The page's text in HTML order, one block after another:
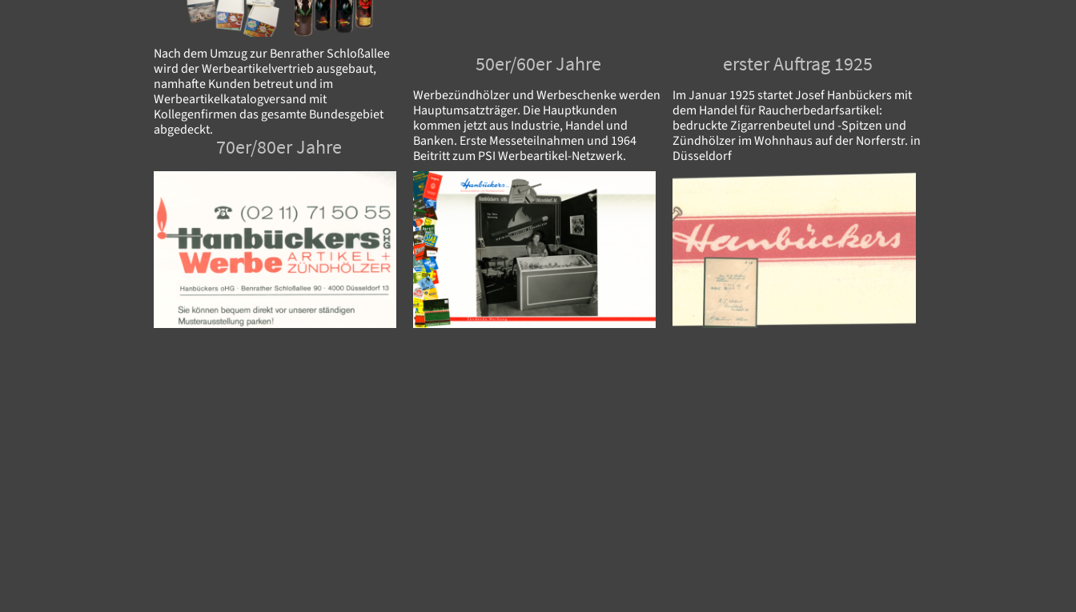
70er/80er Jahre
Nach dem Umzug zur Benrather Schloßallee
wird der Werbeartikelvertrieb ausgebaut,
namhafte Kunden betreut und im
Werbeartikelkatalogversand mit
Kollegenfirmen das gesamte Bundesgebiet
abgedeckt.
50er/60er Jahre
Werbezündhölzer und Werbeschenke werden
Hauptumsatzträger. Die Hauptkunden
kommen jetzt aus Industrie, Handel und
Banken. Erste Messeteilnahmen und 1964
Beitritt zum PSI Werbeartikel-Netzwerk.
erster Auftrag 1925
Im Januar 1925 startet Josef Hanbückers mit
dem Handel für Raucherbedarfsartikel:
bedruckte Zigarrenbeutel und -Spitzen und
Zündhölzer im Wohnhaus auf der Norferstr. in
Düsseldorf